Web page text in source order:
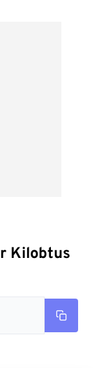
Kilobtus